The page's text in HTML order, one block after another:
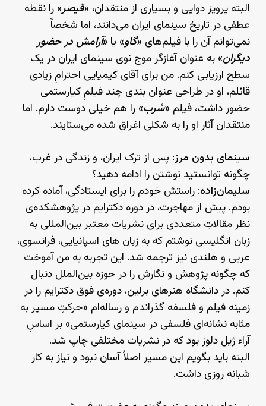
البته پرویز دوایی و بسیاری از منتقدان، «قیصر» را نقطه
عطفی در تاریخ سینمای ایران می‌دانند، اما شخصاً
نمی‌توانم آن را با فیلم‌های «گاو» یا «آرامش در حضور
دیگران» به عنوان آغازگر موج نوی سینمای ایران در یک
سطح ارزیابی کنم. من برای آقای کیمیایی احترامِ زیادی
قائلم، او در طراحی عنوان بندی چند فیلمِ کیارستمی
حضور داشت، فیلم «سُرب» را هم خیلی دوست دارم. اما
منتقدان آثار او را به شکلی اغراق شده می‌ستایند.
سینمای بدون مرز: پس از ترک ایران، و زندگی در غرب،
چگونه توانستید نوشتن را ادامه دهید؟
سلیمان‌زاده: راستش خودم را برای ایستادگی، آماده کرده
بودم. پیش از مهاجرت، در دوره دکترایم در پژوهشکده‌ی
نظر مقالاتِ متعددی برای نشریات معتبر بین‌المللی به
زبان‌ انگلیسی نوشتم که به زبان های اسپانیایی، فرانسوی،
عربی و هلندی نیز ترجمه شد. این تجربه به من آموخت
که چگونه پژوهش و نگارش را در حوزه بین‌الملل دنبال
کنم. در دانشگاه هنرهای برلین، دوره‌ی فوق دکترایم را در
زمینه فیلم و فلسفه گذراندم و رساله‌ام «حرکتِ مسیر به
مثابه نشانه‌ای فلسفی در سینمای کیارستمی» بر اساسِ
آراء ژیل دلوز بود که در نشریات مختلفی چاپ شد.
البته باید بگویم این مسیر اصلاً آسان نبود و نیاز به کار
شبانه روزی داشت.